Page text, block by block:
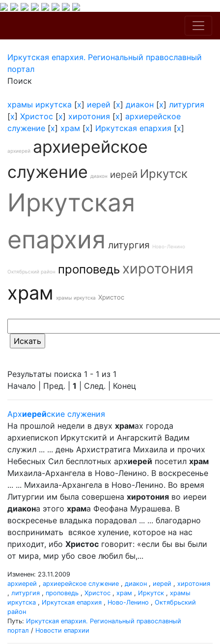
Иркутская епархия. Региональный православный
портал
Поиск
храмы иркутска [x] иерей [x] диакон [x] литургия
[x] Христос [x] хиротония [x] архиерейское
служение [x] храм [x] Иркутская епархия [x]
архиерей архиерейское
служение
диакон иерей Иркутск
Иркутская
епархия литургия Ново-Ленино
Октябрьский район проповедь хиротония
храм храмы иркутска Христос
Результаты поиска 1 - 1 из 1
Начало | Пред. | 1 | След. | Конец
Архиерейские служения
На прошлой недели в двух храмах города
архиепископ Иркутскитй и Ангарскитй Вадим
служил ... ... день Архистратига Михаила и прочих
Небесных Сил бесплотных архиерей посетил храм
Михаила-Архангела в Ново-Ленино. В воскресенье
... ... Михаила-Архангела в Ново-Ленино. Во время
Литургии им была совершена хиротония во иереи
диакона этого храма Феофана Мурашева. В
воскресенье владыка порадовал ... ... благодарно
воспринимать всякое хуление, которое на нас
приходит, ибо Христос говорит: «если бы вы были
от мира, мир убо свое любил бы,...
Изменен: 23.11.2009
архиерей , архиерейское служение , диакон , иерей , хиротония
, литургия , проповедь , Христос , храм , Иркутск , храмы
иркутска , Иркутская епархия , Ново-Ленино , Октябрьский
район
Путь: Иркутская епархия. Региональный православный
портал / Новости епархии